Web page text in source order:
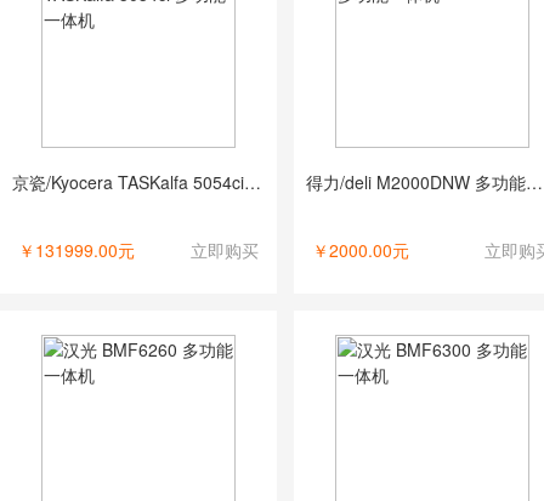
京瓷/Kyocera TASKalfa 5054ci 多功能一体机
￥131999.00元 立即购买
得力/deli M2000DNW 多功能一体机
￥2000.00元 立即购